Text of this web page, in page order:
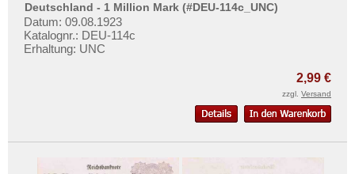
Deutschland - 1 Million Mark (#DEU-114c_UNC)
Datum: 09.08.1923
Katalognr.: DEU-114c
Erhaltung: UNC
2,99 €
zzgl. Versand